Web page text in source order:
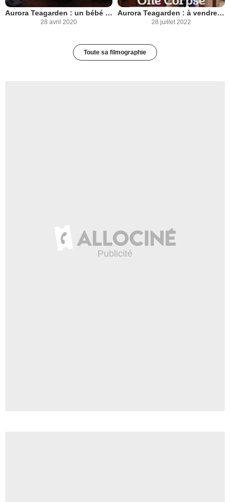
Aurora Teagarden : un bébé sur les bras
28 avril 2020
Aurora Teagarden : à vendre, trois chambres, un cadavre
28 juillet 2022
Toute sa filmographie